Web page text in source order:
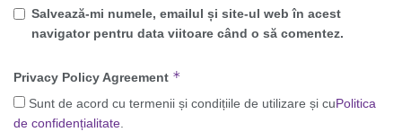
Salvează-mi numele, emailul și site-ul web în acest
navigator pentru data viitoare când o să comentez.
Privacy Policy Agreement *
Sunt de acord cu termenii și condițiile de utilizare și cuPolitica
de confidențialitate.